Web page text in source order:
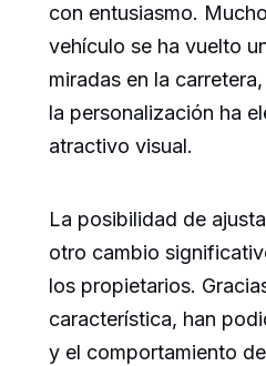
con entusiasmo.
vehículo se ha vuelto
miradas en la
la personalización ha
atractivo visual.
La posibilidad de
otro cambio
los propietarios.
característica, han
y el comportamiento